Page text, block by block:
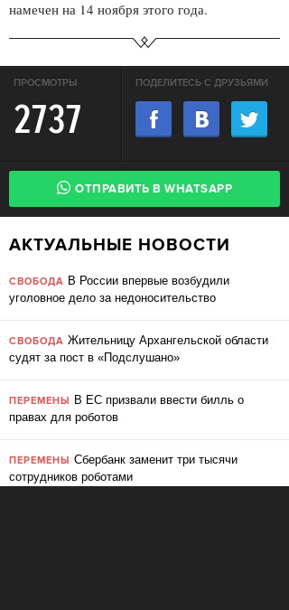
намечен на 14 ноября этого года.
ПРОСМОТРЫ
2737
ПОДЕЛИТЕСЬ С ДРУЗЬЯМИ
ОТПРАВИТЬ В WHATSAPP
АКТУАЛЬНЫЕ НОВОСТИ
СВОБОДА В России впервые возбудили
уголовное дело за недоносительство
СВОБОДА Жительницу Архангельской области
судят за пост в «Подслушано»
ПЕРЕМЕНЫ В ЕС призвали ввести билль о
правах для роботов
ПЕРЕМЕНЫ Сбербанк заменит три тысячи
сотрудников роботами